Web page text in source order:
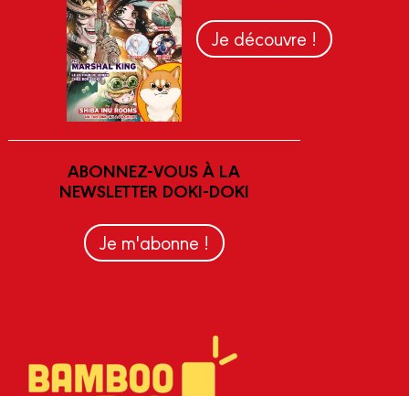
Je découvre !
ABONNEZ-VOUS À LA
NEWSLETTER DOKI-DOKI
Je m'abonne !